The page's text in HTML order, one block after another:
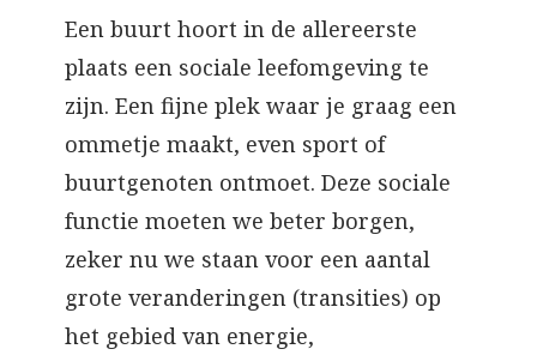
Een buurt hoort in de allereerste
plaats een sociale leefomgeving te
zijn. Een fijne plek waar je graag een
ommetje maakt, even sport of
buurtgenoten ontmoet. Deze sociale
functie moeten we beter borgen,
zeker nu we staan voor een aantal
grote veranderingen (transities) op
het gebied van energie,